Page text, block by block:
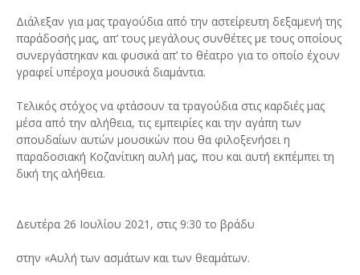
Διάλεξαν για μας τραγούδια από την αστείρευτη δεξαμενή της
παράδοσής μας, απ’ τους μεγάλους συνθέτες με τους οποίους
συνεργάστηκαν και φυσικά απ’ το θέατρο για το οποίο έχουν
γραφεί υπέροχα μουσικά διαμάντια.
Τελικός στόχος να φτάσουν τα τραγούδια στις καρδιές μας
μέσα από την αλήθεια, τις εμπειρίες και την αγάπη των
σπουδαίων αυτών μουσικών που θα φιλοξενήσει η
παραδοσιακή Κοζανίτικη αυλή μας, που και αυτή εκπέμπει τη
δική της αλήθεια.
Δευτέρα 26 Ιουλίου 2021, στις 9:30 το βράδυ
στην «Αυλή των ασμάτων και των θεαμάτων.